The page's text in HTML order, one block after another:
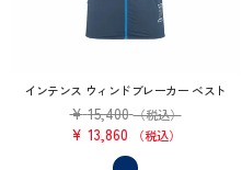
インテンス ウィンドブレーカー ベスト
¥ 15,400 （税込）
¥ 13,860 税込